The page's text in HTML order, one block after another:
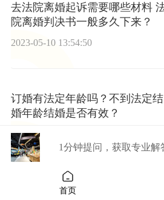
去法院离婚起诉需要哪些材料
院离婚判决书一般多久下来？
2023-05-10 13:54:50
订婚有法定年龄吗？不到法定结
婚年龄结婚是否有效？
2023-05-10 13:54:50
去法院离婚有离婚证吗 离婚手续
1分钟提问，获取专业解
首页